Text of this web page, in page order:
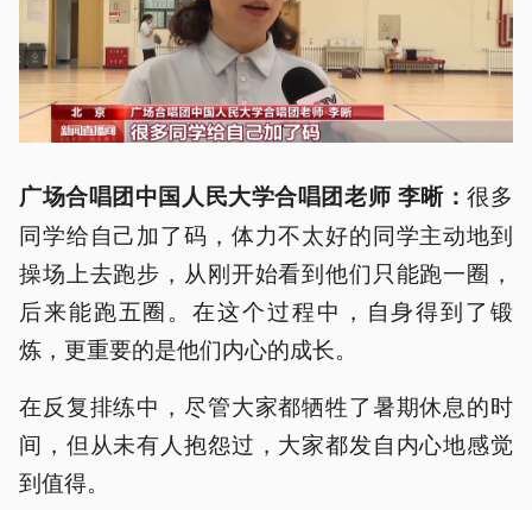
广场合唱团中国人民大学合唱团老师 李晰：很多
同学给自己加了码，体力不太好的同学主动地到
操场上去跑步，从刚开始看到他们只能跑一圈，
后来能跑五圈。在这个过程中，自身得到了锻
炼，更重要的是他们内心的成长。
在反复排练中，尽管大家都牺牲了暑期休息的时
间，但从未有人抱怨过，大家都发自内心地感觉
到值得。